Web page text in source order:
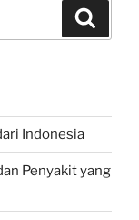
Indonesia
Penyakit yang